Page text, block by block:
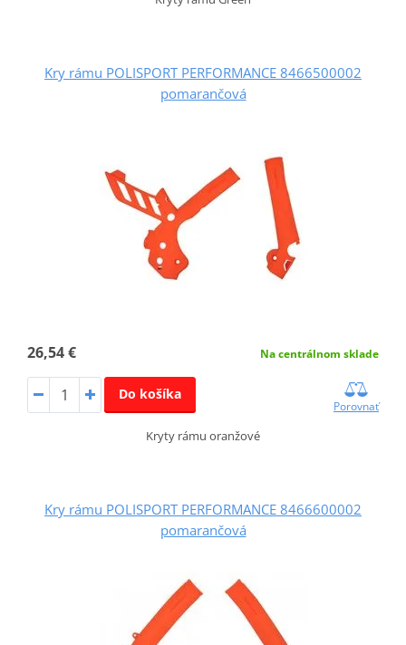
Kry rámu POLISPORT PERFORMANCE 8466500002
pomarančová
26,54 € Na centrálnom sklade
Do košíka
Porovnať
Kryty rámu oranžové
Kry rámu POLISPORT PERFORMANCE 8466600002
pomarančová